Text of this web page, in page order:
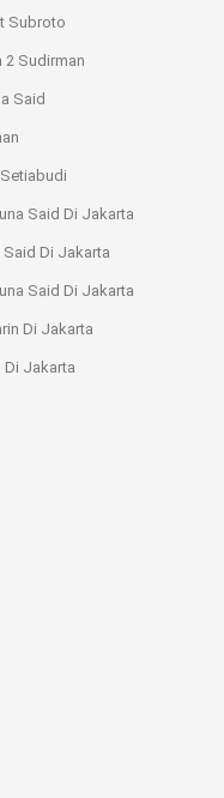
Subroto
2 Sudirman
Said
Said Di Jakarta
Said Di Jakarta
Said Di Jakarta
Di Jakarta
Di Jakarta